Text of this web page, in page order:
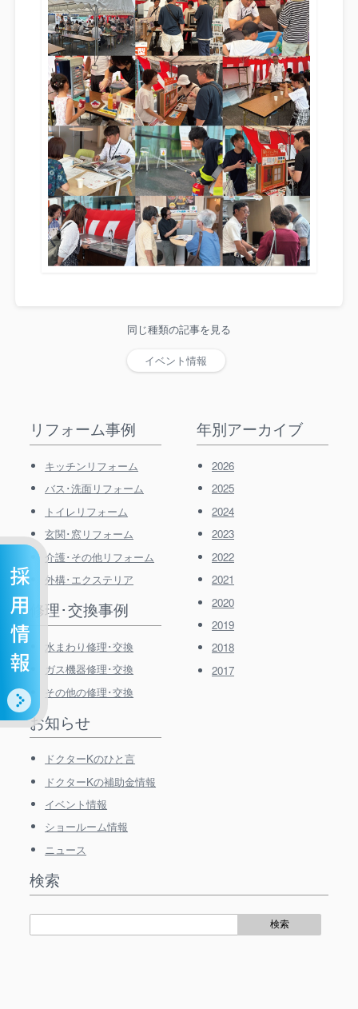
同じ種類の記事を見る
イベント情報
リフォーム事例
キッチンリフォーム
バス･洗面リフォーム
トイレリフォーム
玄関･窓リフォーム
介護･その他リフォーム
外構･エクステリア
修理･交換事例
水まわり修理･交換
ガス機器修理･交換
その他の修理･交換
お知らせ
ドクターKのひと言
ドクターKの補助金情報
イベント情報
ショールーム情報
ニュース
年別アーカイブ
2026
2025
2024
2023
2022
2021
2020
2019
2018
2017
検索